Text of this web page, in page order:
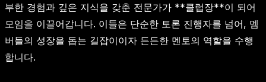
부한 경험과 깊은 지식을 갖춘 전문가가 **클럽장**이 되어
모임을 이끌어갑니다. 이들은 단순한 토론 진행자를 넘어, 멤
버들의 성장을 돕는 길잡이이자 든든한 멘토의 역할을 수행
합니다.